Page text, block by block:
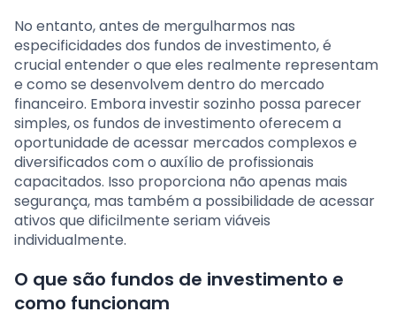
No entanto, antes de mergulharmos nas
especificidades dos fundos de investimento, é
crucial entender o que eles realmente representam
e como se desenvolvem dentro do mercado
financeiro. Embora investir sozinho possa parecer
simples, os fundos de investimento oferecem a
oportunidade de acessar mercados complexos e
diversificados com o auxílio de profissionais
capacitados. Isso proporciona não apenas mais
segurança, mas também a possibilidade de acessar
ativos que dificilmente seriam viáveis
individualmente.
O que são fundos de investimento e
como funcionam